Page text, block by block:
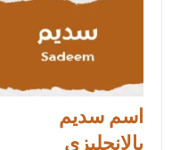
اسم سديم
بالإنجليزي